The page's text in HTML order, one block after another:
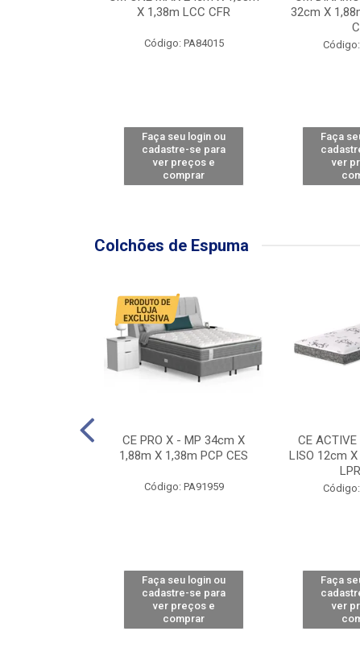
X 1,38m LCC CFR
Código: PA84015
Faça seu login ou
cadastre-se para
ver preços e
comprar
32cm X
Faça
ver
Colchões de Espuma
CE PRO X - MP 34cm X
1,88m X 1,38m PCP CES
Código: PA91959
Faça seu login ou
cadastre-se para
ver preços e
comprar
CE ACTIVE
LISO 12cm
Faça
ver